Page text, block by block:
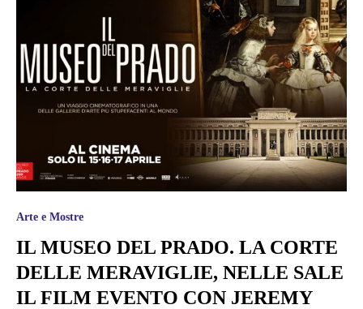
Arte e Mostre
IL MUSEO DEL PRADO. LA CORTE
DELLE MERAVIGLIE, NELLE SALE
IL FILM EVENTO CON JEREMY